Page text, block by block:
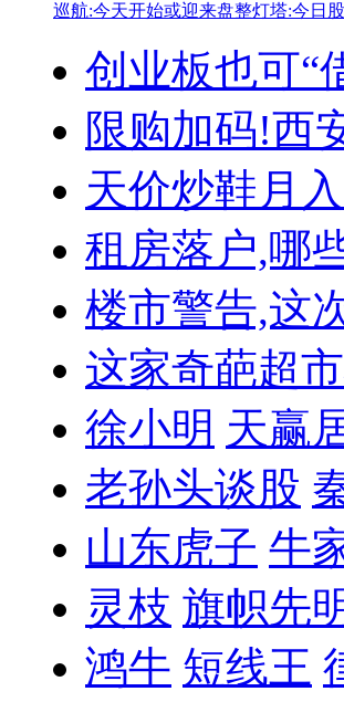
巡航:今天开始或迎来盘整灯塔:今日
创业板也可“
限购加码!西
天价炒鞋月
租房落户,哪
楼市警告,这
这家奇葩超
徐小明 天赢
老孙头谈股
山东虎子 牛
灵枝 旗帜先
鸿牛 短线王